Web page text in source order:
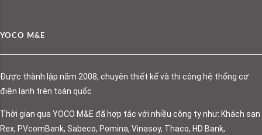
YOCO M&E
Được thành lập năm 2008, chuyên thiết kế và thi công hệ thống cơ
điện lạnh trên toàn quốc
Thời gian qua YOCO M&E đã hợp tác với nhiều công ty như: Khách sạn
Rex, PVcomBank, Sabeco, Pomina, Vinasoy, Thaco, HD Bank,